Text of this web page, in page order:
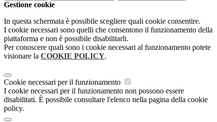
Gestione cookie
In questa schermata è possibile scegliere quali cookie consentire.
I cookie necessari sono quelli che consentono il funzionamento della
piattaforma e non è possibile disabilitarli.
Per conoscere quali sono i cookie necessari al funzionamento potete
visionare la COOKIE POLICY.
Cookie necessari per il funzionamento
I cookie necessari per il funzionamento non possono essere
disabilitati. È possibile consultare l'elenco nella pagina della cookie
policy.